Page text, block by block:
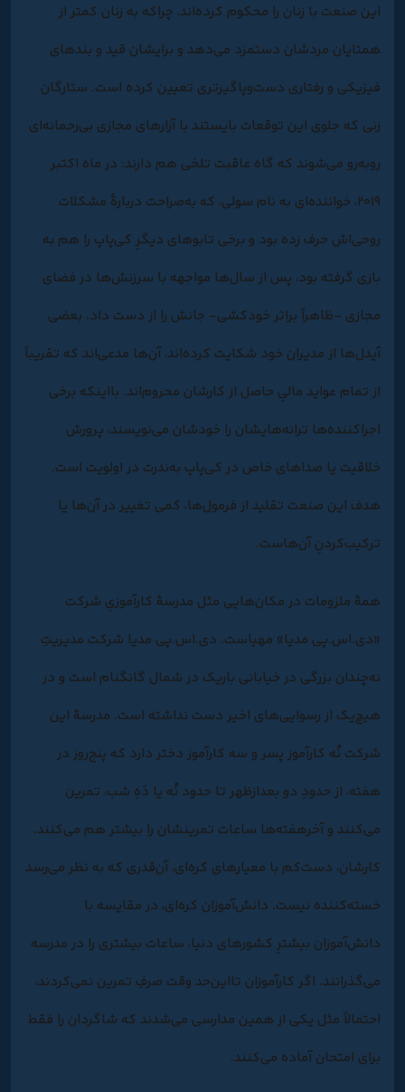
این صنعت با زنان را محکوم کرده‌اند، چراکه به زنان کمتر از
همتایان مردشان دستمزد می‌دهد و برایشان قید و بندهای
فیزیکی و رفتاری دست‌وپاگیرتری تعیین‌ کرده است. ستارگان
زنی که جلوی این توقعات بایستند با آزارهای مجازی بی‌رحمانه‌ای
روبه‌رو می‌شوند که گاه عاقبت تلخی هم دارند: در ماه اکتبر
۲۰۱۹، خواننده‌ای به نام سولی، که به‌صراحت دربارۀ مشکلات
روحی‌اش حرف زده بود و برخی تابوهای دیگرِ کی‌پاپ را هم به
بازی گرفته بود، پس از سال‌ها مواجهه با سرزنش‌ها در فضای
مجازی -ظاهراً براثر خودکشی- جانش را از دست داد. بعضی
آیدل‌ها از مدیران خود شکایت کرده‌اند، آن‌ها مدعی‌اند که تقریباً
از تمام عواید مالیِ حاصل از کارشان محروم‌اند. بااینکه برخی
اجراکننده‌ها ترانه‌هایشان را خودشان می‌نویسند، پرورش
خلاقیت یا صداهای خاص در کی‌پاپ به‌ندرت در اولویت است.
هدف این صنعت تقلید از فرمول‌ها، کمی تغییر در آن‌ها یا
ترکیب‌کردنِ آن‌هاست.
همۀ ملزومات در مکان‌هایی مثل مدرسۀ کارآموزیِ شرکت
«دی.اس.پی مدیا» مهیاست. دی.اس.پی مدیا شرکت مدیریتِ
نه‌چندان بزرگی در خیابانی باریک در شمال گانگنام است و در
هیچ‌یک از رسوایی‌های اخیر دست نداشته است. مدرسۀ این
شرکت نُه کارآموز پسر و سه کارآموز دختر دارد که پنج‌روز در
هفته، از حدودِ دو بعدازظهر تا حدود نُه یا دَهِ شب، تمرین
می‌کنند و آخرهفته‌ها ساعات تمرینشان را بیشتر هم می‌کنند.
کارشان، دست‌کم با معیارهای کره‌ای، آن‌قدری که به نظر می‌رسد
خسته‌کننده نیست. دانش‌آموزان کره‌ای، در مقایسه با
دانش‌آموزان بیشترِ کشورهای دنیا، ساعات بیشتری را در مدرسه
می‌گذرانند. اگر کارآموزان تااین‌حد وقت صرفِ تمرین نمی‌کردند،
احتمالاً مثل یکی از همین مدارسی می‌شدند که شاگردان را فقط
برای امتحان آماده می‌کنند.